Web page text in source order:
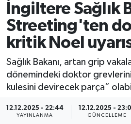
İngiltere Sağlık
Streeting'ten
kritik Noel
Sağlık Bakanı, artan grip
dönemindeki doktor
kulesini devirecek parça”
12.12.2025 - 22:44
YAYINLANMA
12.12.2025 -
GÜNCELLEME